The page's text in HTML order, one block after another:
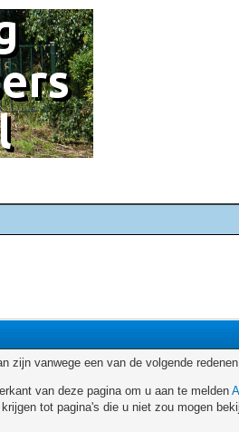
zijn vanwege een van de volgende
van deze pagina om u aan te melden
tot pagina's die u niet zou mogen